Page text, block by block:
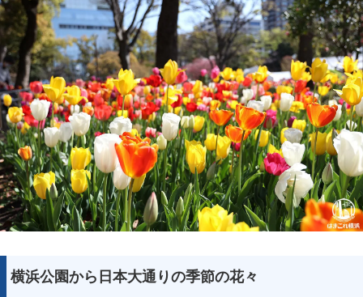
横浜公園から日本大通りの季節の花々